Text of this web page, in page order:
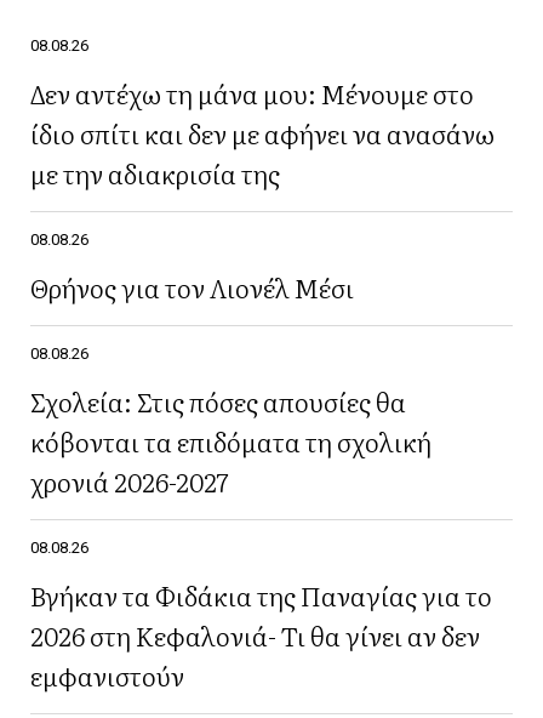
08.08.26
Δεν αντέχω τη μάνα μου: Μένουμε στο
ίδιο σπίτι και δεν με αφήνει να ανασάνω
με την αδιακρισία της
08.08.26
Θρήνος για τον Λιονέλ Μέσι
08.08.26
Σχολεία: Στις πόσες απουσίες θα
κόβονται τα επιδόματα τη σχολική
χρονιά 2026-2027
08.08.26
Βγήκαν τα Φιδάκια της Παναγίας για το
2026 στη Κεφαλονιά- Τι θα γίνει αν δεν
εμφανιστούν